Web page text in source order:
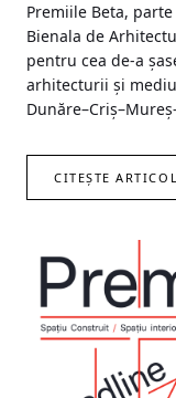
Premiile Beta,
Bienala de
pentru cea de-a
arhitecturii și
CITEȘTE